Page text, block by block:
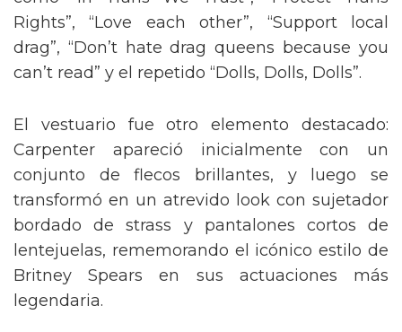
como “In Trans We Trust”, “Protect Trans
Rights”, “Love each other”, “Support local
drag”, “Don’t hate drag queens because you
can’t read” y el repetido “Dolls, Dolls, Dolls”.
El vestuario fue otro elemento destacado:
Carpenter apareció inicialmente con un
conjunto de flecos brillantes, y luego se
transformó en un atrevido look con sujetador
bordado de strass y pantalones cortos de
lentejuelas, rememorando el icónico estilo de
Britney Spears en sus actuaciones más
legendaria.